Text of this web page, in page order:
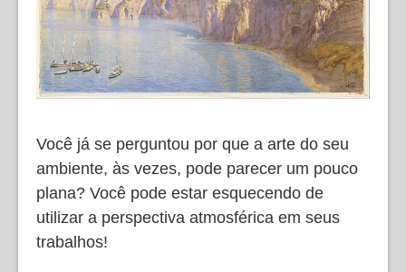
Você já se perguntou por que a arte do seu
ambiente, às vezes, pode parecer um pouco
plana? Você pode estar esquecendo de
utilizar a perspectiva atmosférica em seus
trabalhos!